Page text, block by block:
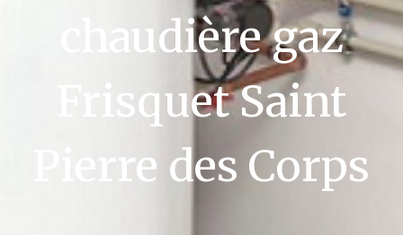
chaudière gaz
Frisquet Saint
Pierre des Corps